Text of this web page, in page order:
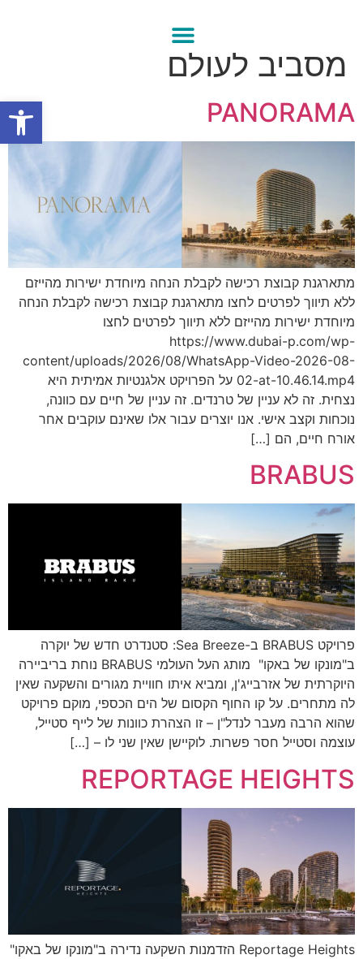
פתח
פרויקטים
מסביב לעולם
PANORAMA
מתארגנת קבוצת רכישה לקבלת הנחה מיוחדת ישירות מהייזם
ללא תיווך לפרטים לחצו מתארגנת קבוצת רכישה לקבלת הנחה
מיוחדת ישירות מהייזם ללא תיווך לפרטים לחצו
https://www.dubai-p.com/wp-
content/uploads/2026/08/WhatsApp-Video-2026-08-
02-at-10.46.14.mp4 על הפרויקט אלגנטיות אמיתית היא
נצחית. זה לא עניין של טרנדים. זה עניין של חיים עם כוונה,
נוכחות וקצב אישי. אנו יוצרים עבור אלו שאינם עוקבים אחר
אורח חיים, הם […]
BRABUS
פרויקט BRABUS ב-Sea Breeze: סטנדרט חדש של יוקרה
ב"מונקו של באקו" מותג העל העולמי BRABUS נוחת בריביירה
היוקרתית של אזרבייג'ן, ומביא איתו חוויית מגורים והשקעה שאין
לה מתחרים. על קו החוף הקסום של הים הכספי, מוקם פרויקט
שהוא הרבה מעבר לנדל"ן – זו הצהרת כוונות של לייף סטייל,
עוצמה וסטייל חסר פשרות. לוקיישן שאין שני לו – […]
REPORTAGE HEIGHTS
Reportage Heights הזדמנות השקעה נדירה ב"מונקו של באקו"